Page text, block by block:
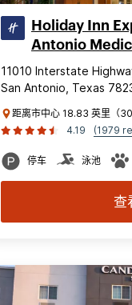
Holiday Inn
Antonio
11010 Interstate
San Antonio, Texas
距离市中心 18.83 英里（
4.19
(1979
停车 泳池
查